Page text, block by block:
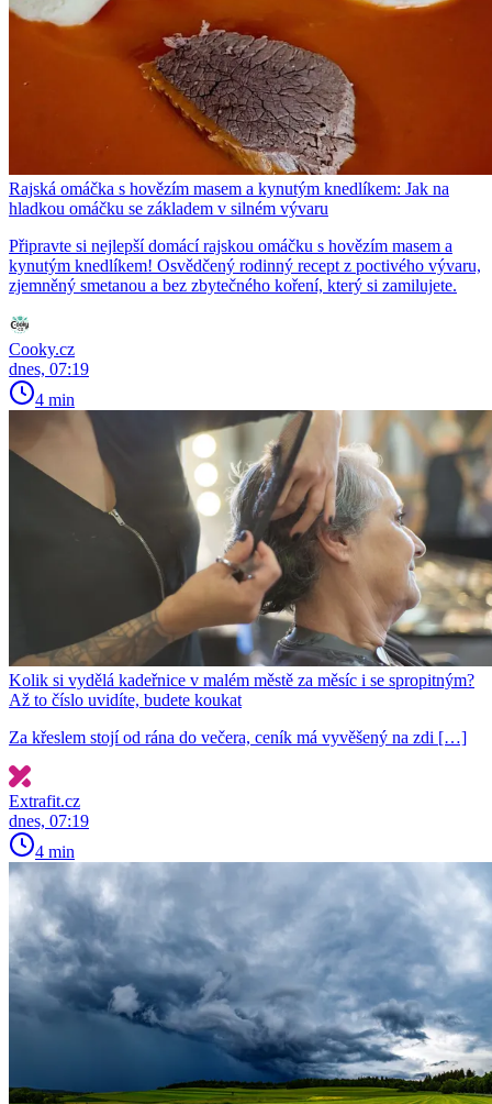
Rajská omáčka s hovězím masem a kynutým knedlíkem: Jak na
hladkou omáčku se základem v silném vývaru
Připravte si nejlepší domácí rajskou omáčku s hovězím masem a
kynutým knedlíkem! Osvědčený rodinný recept z poctivého vývaru,
zjemněný smetanou a bez zbytečného koření, který si zamilujete.
Cooky.cz
dnes, 07:19
4 min
Kolik si vydělá kadeřnice v malém městě za měsíc i se spropitným?
Až to číslo uvidíte, budete koukat
Za křeslem stojí od rána do večera, ceník má vyvěšený na zdi […]
Extrafit.cz
dnes, 07:19
4 min